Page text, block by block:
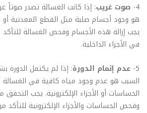
4- صوت غريب: إذا كانت الغسالة تصدر صوتاً
هو وجود أجسام صلبة مثل القطع المعدنية أو
يجب إزالة هذه الأجسام وفحص الغسالة
في الأجزاء الداخلية.
5- عدم إتمام الدورة: إذا لم يكتمل
السبب هو عدم وجود مياه كافية في
الحساسات أو الأجزاء الإلكترونية. يجب
وفحص الحساسات والأجزاء الإلكترونية